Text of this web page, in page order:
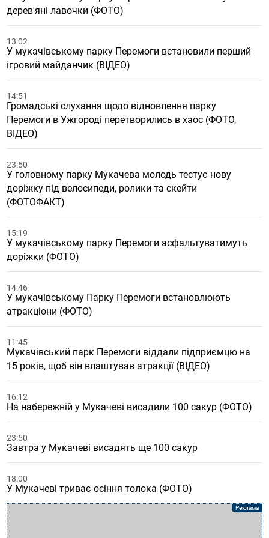
дерев'яні лавочки (ФОТО)
13:02
У мукачівському парку Перемоги встановили перший
ігровий майданчик (ВІДЕО)
14:51
Громадські слухання щодо відновлення парку
Перемоги в Ужгороді перетворились в хаос (ФОТО,
ВІДЕО)
23:50
У головному парку Мукачева молодь тестує нову
доріжку під велосипеди, ролики та скейти
(ФОТОФАКТ)
15:19
У мукачівському парку Перемоги асфальтуватимуть
доріжки (ФОТО)
14:46
У мукачівському Парку Перемоги встановлюють
атракціони (ФОТО)
11:45
Мукачівський парк Перемоги віддали підприємцю на
15 років, щоб він влаштував атракції (ВІДЕО)
16:12
На набережній у Мукачеві висадили 100 сакур (ФОТО)
23:50
Завтра у Мукачеві висадять ще 100 сакур
18:00
У Мукачеві триває осіння толока (ФОТО)